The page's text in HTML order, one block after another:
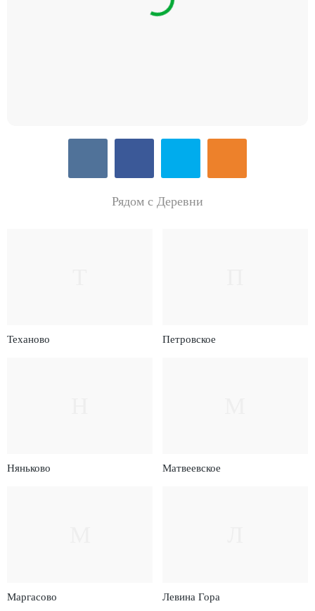
Рядом с Деревни
Теханово Петровское
Няньково Матвеевское
Маргасово Левина Гора